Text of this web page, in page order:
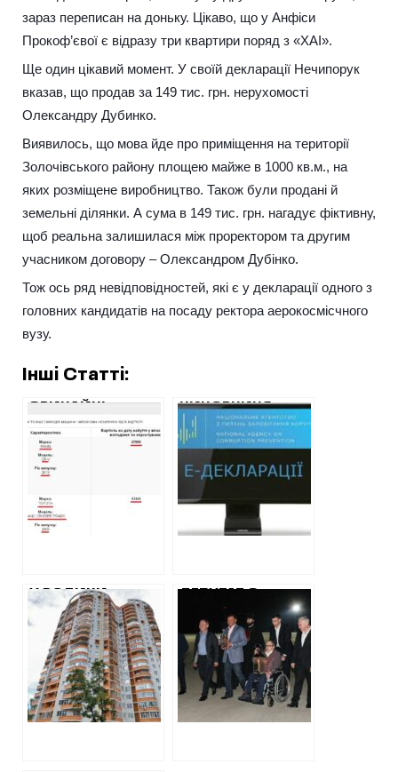
зараз переписан на доньку. Цікаво, що у Анфіси
Прокоф’євої є відразу три квартири поряд з «ХАІ».
Ще один цікавий момент. У своїй декларації Нечипорук
вказав, що продав за 149 тис. грн. нерухомості
Олександру Дубинко.
Виявилось, що мова йде про приміщення на території
Золочівського району площею майже в 1000 кв.м., на
яких розміщене виробництво. Також були продані й
земельні ділянки. А сума в 149 тис. грн. нагадує фіктивну,
щоб реальна залишилася між проректором та другим
учасником договору – Олександром Дубінко.
Тож ось ряд невідповідностей, які є у декларації одного з
головних кандидатів на посаду ректора аерокосмісчного
вузу.
Інші Статті:
ЗВИЧАЙНІ
РОБІТНИКИ
ХАРКІВВОДОКАНАЛУ
КУПЛЯЮТЬ
КОШТОВНІ
ІНОМАРКИ ЗА
ЦІНОЮ МОПЕДА
ЧИНОВНИЦЯ
ОБЛУПРАВЛІННЯ
ЮСТИЦІЇ КУПУЄ
НОРКОВУ ШУБУ
ВАРТІСТЮ ДВІ
РІЧНІ ЗАРПЛАТИ
ТА НОВУ
КВАРТИРУ В
У РОДИНИ
ХАРКІВСЬКОГО
ПРИКОРДОННИКА
ВИЯВИЛАСЯ
КВАРТИРА ЗА 200
ТИС. ДОЛАРІВ ТА
КОШТОВНА
АВТІВКА
ДЕПУТАТ З
НАЙБЛИЖЧОГО
ОТОЧЕННЯ
КЕРНЕСА
ОТРИМАВ ТРИ
МІЛЬЙОНА ВІД
САЛТІВСЬКОГО
ДЕПО